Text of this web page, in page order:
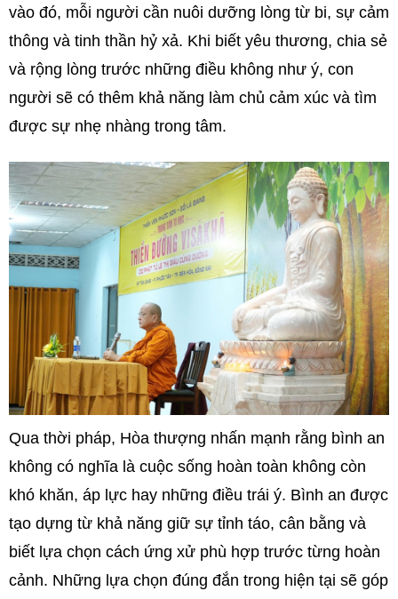
vào đó, mỗi người cần nuôi dưỡng lòng từ bi, sự cảm
thông và tinh thần hỷ xả. Khi biết yêu thương, chia sẻ
và rộng lòng trước những điều không như ý, con
người sẽ có thêm khả năng làm chủ cảm xúc và tìm
được sự nhẹ nhàng trong tâm.
Qua thời pháp, Hòa thượng nhấn mạnh rằng bình an
không có nghĩa là cuộc sống hoàn toàn không còn
khó khăn, áp lực hay những điều trái ý. Bình an được
tạo dựng từ khả năng giữ sự tỉnh táo, cân bằng và
biết lựa chọn cách ứng xử phù hợp trước từng hoàn
cảnh. Những lựa chọn đúng đắn trong hiện tại sẽ góp